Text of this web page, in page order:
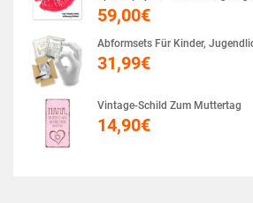
59,00€
Abformsets Für Kinder,
31,99€
Vintage-Schild Zum Muttertag
14,90€